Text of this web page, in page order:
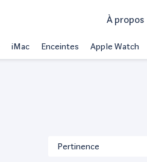
À propos
iMac Enceintes Apple Watch